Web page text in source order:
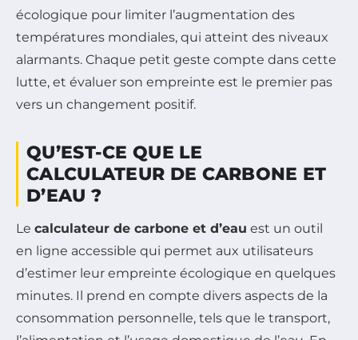
écologique pour limiter l’augmentation des
températures mondiales, qui atteint des niveaux
alarmants. Chaque petit geste compte dans cette
lutte, et évaluer son empreinte est le premier pas
vers un changement positif.
QU’EST-CE QUE LE
CALCULATEUR DE CARBONE ET
D’EAU ?
Le calculateur de carbone et d’eau est un outil
en ligne accessible qui permet aux utilisateurs
d’estimer leur empreinte écologique en quelques
minutes. Il prend en compte divers aspects de la
consommation personnelle, tels que le transport,